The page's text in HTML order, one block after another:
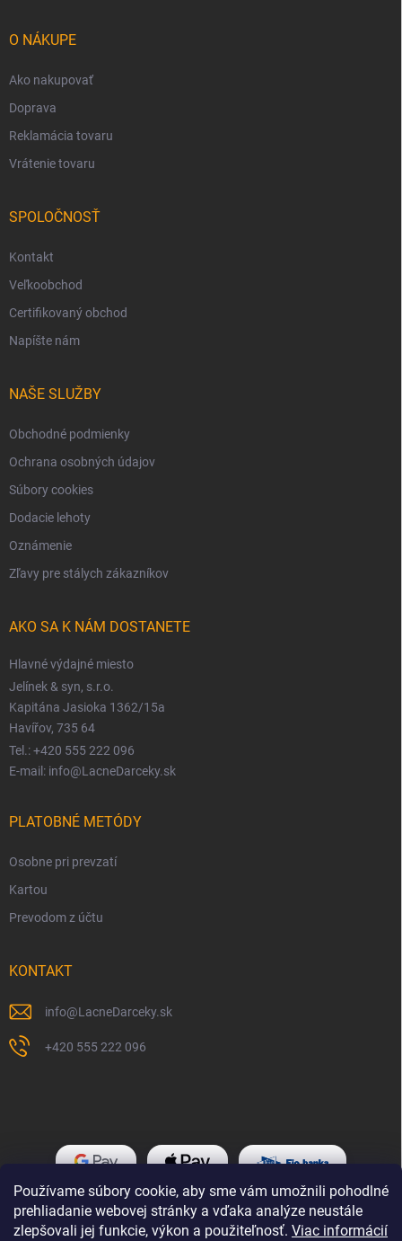
Používame súbory cookie, aby sme vám umožnili pohodlné
prehliadanie webovej stránky a vďaka analýze neustále
zlepšovali jej funkcie, výkon a použiteľnosť. Viac informácií
O NÁKUPE
Ako nakupovať
Doprava
Reklamácia tovaru
Vrátenie tovaru
SPOLOČNOSŤ
Kontakt
Veľkoobchod
Certifikovaný obchod
Napíšte nám
NAŠE SLUŽBY
Obchodné podmienky
Ochrana osobných údajov
Súbory cookies
Dodacie lehoty
Oznámenie
Zľavy pre stálych zákazníkov
AKO SA K NÁM DOSTANETE
Hlavné výdajné miesto
Jelínek & syn, s.r.o.
Kapitána Jasioka 1362/15a
Havířov, 735 64
Tel.: +420 555 222 096
E-mail: info@LacneDarceky.sk
PLATOBNÉ METÓDY
Osobne pri prevzatí
Kartou
Prevodom z účtu
KONTAKT
info@LacneDarceky.sk
+420 555 222 096